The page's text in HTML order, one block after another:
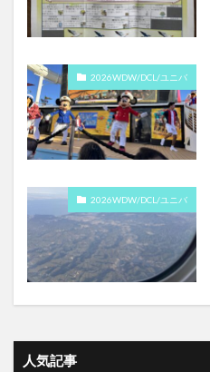
2026WDW/DCL/ユニバ
2026WDW/DCL/ユニバ
人気記事